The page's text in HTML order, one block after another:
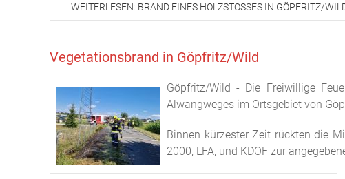
WEITERLESEN: BRAND EINES HOLZSTOSSES IN GÖPFRITZ/
Vegetationsbrand in Göpfritz/Wild
Göpfritz/Wild - Die Freiwillige
Alwangweges im Ortsgebiet von
Binnen kürzester Zeit rückten die
2000, LFA, und KDOF zur